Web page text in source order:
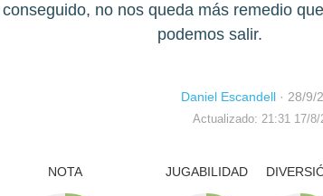
no nos queda más remedio
podemos salir.
Daniel Escandell · 28/9/
Actualizado: 21:31 17/8/
NOTA JUGABILIDAD